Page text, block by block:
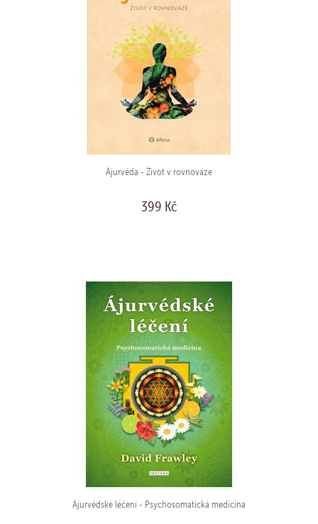
Ájurvéda - Život v rovnováze
399 Kč
Ájurvédské léčení - Psychosomatická medicína